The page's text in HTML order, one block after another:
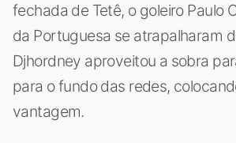
fechada de Tetê, o goleiro Paulo
da Portuguesa se atrapalharam
Djhordney aproveitou a sobra
para o fundo das redes,
vantagem.